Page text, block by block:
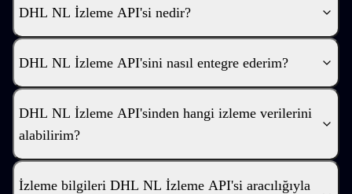
DHL NL İzleme API'si nedir?
DHL NL İzleme API'sini nasıl entegre ederim?
DHL NL İzleme API'sinden hangi izleme verilerini
alabilirim?
İzleme bilgileri DHL NL İzleme API'si aracılığıyla